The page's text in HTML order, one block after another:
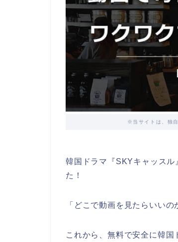
※当サイトは、独
韓国ドラマ『SKYキャッス
た！
「どこで動画を見たらいい
これから、無料で安全に韓